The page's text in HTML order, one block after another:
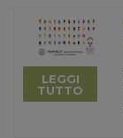
LEGGI
TUTTO